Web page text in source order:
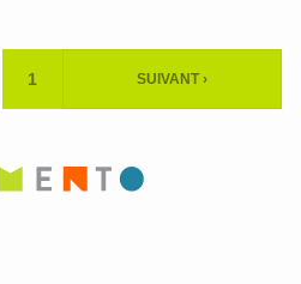
PAGE
1 SUIVANT ›